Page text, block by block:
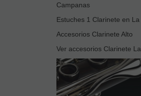
Campanas
Estuches 1 Clarinete en La
Accesorios Clarinete Alto
Ver accesorios Clarinete La